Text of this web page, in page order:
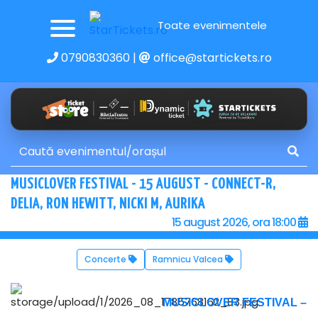
Toate evenimentele
0790830360| office@startickets.ro
MUSICLOVER FESTIVAL - 15 AUGUST - CONNECT-R,
DELIA, RON HEWITT, NICKI M, AURIKA
15 august 2026, ora 18:00
Concerte Ramnicu Valcea
MUSICLOVER FESTIVAL –